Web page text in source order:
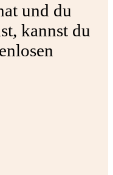
und du
kannst du